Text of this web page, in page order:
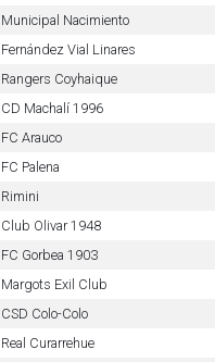
Municipal Nacimiento
Fernández Vial Linares
Rangers Coyhaique
CD Machalí 1996
FC Arauco
FC Palena
Rimini
Club Olivar 1948
FC Gorbea 1903
Margots Exil Club
CSD Colo-Colo
Real Curarrehue